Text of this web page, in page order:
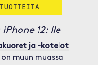
12: lle
ja -kotelot
muun muassa